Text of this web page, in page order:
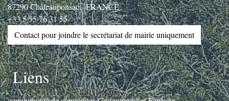
87290 Châteauponsac - FRANCE
+33 5 55 76 31 55
Contact pour joindre le secrétariat de mairie uniquement
Liens